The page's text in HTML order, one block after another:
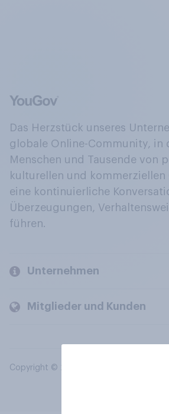
Das Herzstück unseres
globale Online-Community, in
Menschen und Tausende von
kulturellen und kommerziellen
eine kontinuierliche
Überzeugungen,
führen.
Unternehmen
Mitglieder und Kunden
Copyright © 2026 YouGov PLC. Alle